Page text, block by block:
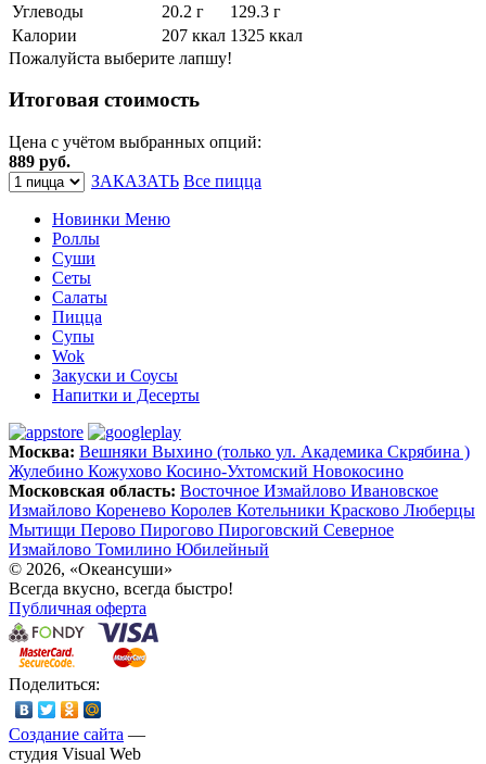
Углеводы
20.2 г
129.3 г
Калории
207 ккал 1325 ккал
Пожалуйста выберите лапшу!
Итоговая стоимость
Цена с учётом выбранных опций:
889 руб.
ЗАКАЗАТЬ Все пицца
Новинки Меню
Роллы
Суши
Сеты
Салаты
Пицца
Супы
Wok
Закуски и Соусы
Напитки и Десерты
Москва: Вешняки Выхино (только ул. Академика Скрябина )
Жулебино Кожухово Косино-Ухтомский Новокосино
Московская область: Восточное Измайлово Ивановское
Измайлово Коренево Королев Котельники Красково Люберцы
Мытищи Перово Пирогово Пироговский Северное
Измайлово Томилино Юбилейный
© 2026, «Океансуши»
Всегда вкусно, всегда быстро!
Публичная оферта
Поделиться:
Создание сайта —
студия Visual Web